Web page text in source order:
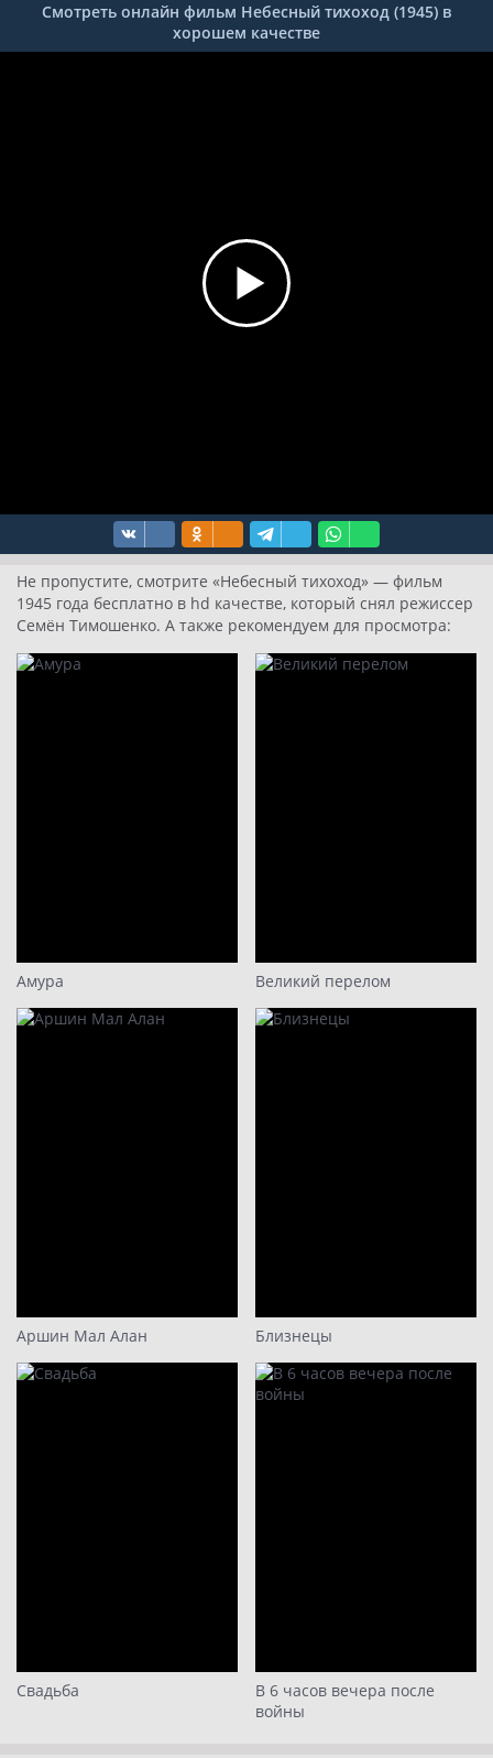
Смотреть онлайн фильм Небесный тихоход (1945) в
хорошем качестве
Не пропустите, смотрите «Небесный тихоход» — фильм
1945 года бесплатно в hd качестве, который снял режиссер
Семён Тимошенко. А также рекомендуем для просмотра:
Амура Великий перелом
Аршин Мал Алан Близнецы
Свадьба
В 6 часов вечера после
войны